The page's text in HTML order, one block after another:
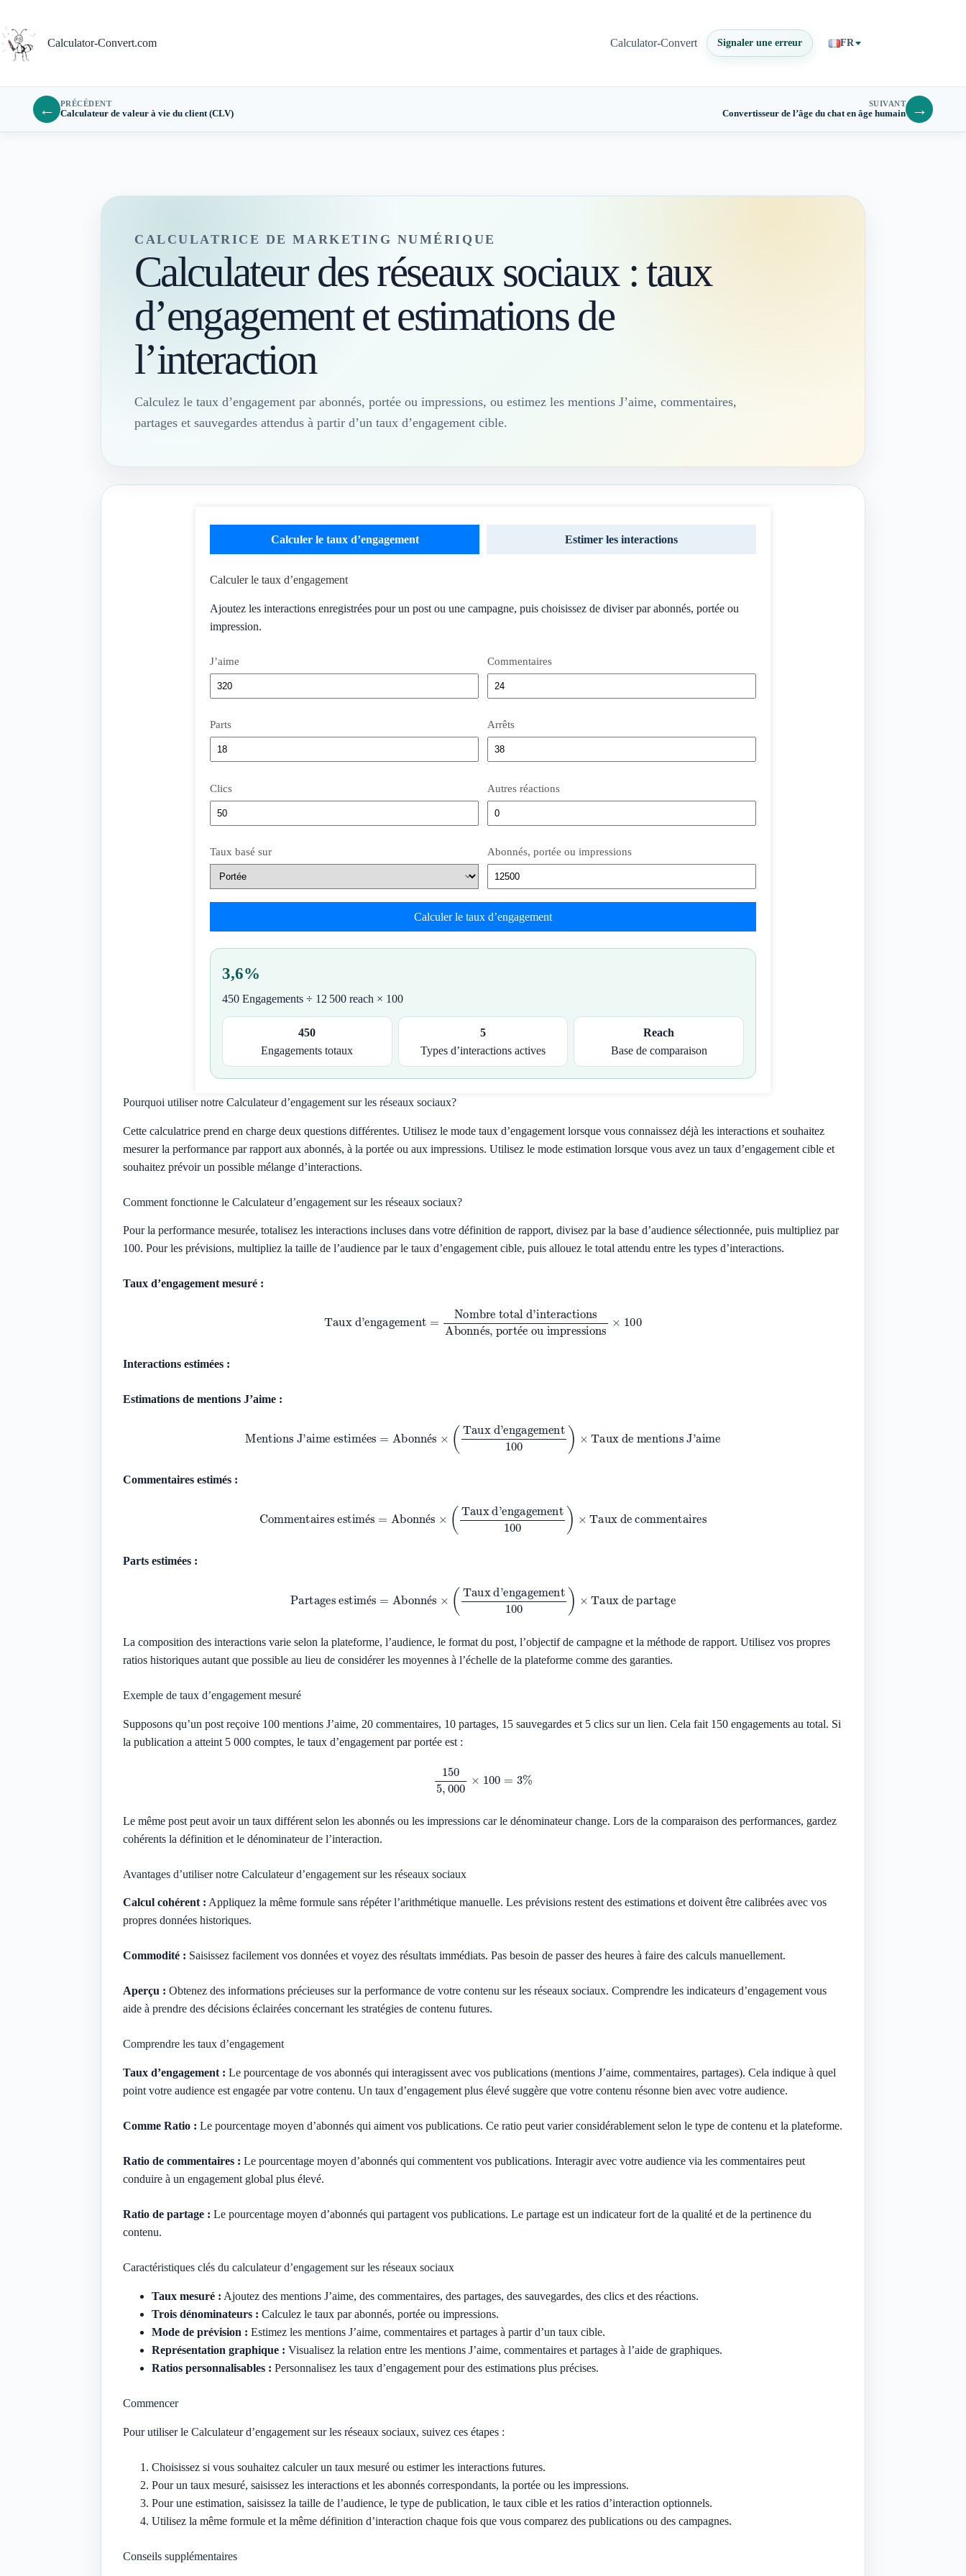
contenu
Calculator-Convert.com
Calculator-Convert Signaler une erreur FR
← PRÉCÉDENT
Calculateur de valeur à vie du client (CLV)
SUIVANT
Convertisseur de l’âge du chat en âge humain →
CALCULATRICE DE MARKETING NUMÉRIQUE
Calculateur des réseaux sociaux : taux
d’engagement et estimations de
l’interaction
Calculez le taux d’engagement par abonnés, portée ou impressions, ou estimez les mentions J’aime, commentaires,
partages et sauvegardes attendus à partir d’un taux d’engagement cible.
Calculer le taux d’engagement Estimer les interactions
Calculer le taux d’engagement
Ajoutez les interactions enregistrées pour un post ou une campagne, puis choisissez de diviser par abonnés, portée ou
impression.
J’aime Commentaires
Parts Arrêts
Clics Autres réactions
Taux basé sur Abonnés, portée ou impressions
Calculer le taux d’engagement
3,6%
450 Engagements ÷ 12 500 reach × 100
450
Engagements totaux
5
Types d’interactions actives
Reach
Base de comparaison
Pourquoi utiliser notre Calculateur d’engagement sur les réseaux sociaux?
Cette calculatrice prend en charge deux questions différentes. Utilisez le mode taux d’engagement lorsque vous connaissez déjà les interactions et souhaitez
mesurer la performance par rapport aux abonnés, à la portée ou aux impressions. Utilisez le mode estimation lorsque vous avez un taux d’engagement cible et
souhaitez prévoir un possible mélange d’interactions.
Comment fonctionne le Calculateur d’engagement sur les réseaux sociaux?
Pour la performance mesurée, totalisez les interactions incluses dans votre définition de rapport, divisez par la base d’audience sélectionnée, puis multipliez par
100. Pour les prévisions, multipliez la taille de l’audience par le taux d’engagement cible, puis allouez le total attendu entre les types d’interactions.
Taux d’engagement mesuré :
é é
Nombre total d’interactionsAbonnés, portée ou impressions
Interactions estimées :
Estimations de mentions J’aime :
é é
Taux d’engagement100
Commentaires estimés :
é é
Taux d’engagement100)
Parts estimées :
é é
Taux d’engagement100)
La composition des interactions varie selon la plateforme, l’audience, le format du post, l’objectif de campagne et la méthode de rapport. Utilisez vos propres
ratios historiques autant que possible au lieu de considérer les moyennes à l’échelle de la plateforme comme des garanties.
Exemple de taux d’engagement mesuré
Supposons qu’un post reçoive 100 mentions J’aime, 20 commentaires, 10 partages, 15 sauvegardes et 5 clics sur un lien. Cela fait 150 engagements au total. Si
la publication a atteint 5 000 comptes, le taux d’engagement par portée est :
1505
Le même post peut avoir un taux différent selon les abonnés ou les impressions car le dénominateur change. Lors de la comparaison des performances, gardez
cohérents la définition et le dénominateur de l’interaction.
Avantages d’utiliser notre Calculateur d’engagement sur les réseaux sociaux
Calcul cohérent : Appliquez la même formule sans répéter l’arithmétique manuelle. Les prévisions restent des estimations et doivent être calibrées avec vos
propres données historiques.
Commodité : Saisissez facilement vos données et voyez des résultats immédiats. Pas besoin de passer des heures à faire des calculs manuellement.
Aperçu : Obtenez des informations précieuses sur la performance de votre contenu sur les réseaux sociaux. Comprendre les indicateurs d’engagement vous
aide à prendre des décisions éclairées concernant les stratégies de contenu futures.
Comprendre les taux d’engagement
Taux d’engagement : Le pourcentage de vos abonnés qui interagissent avec vos publications (mentions J’aime, commentaires, partages). Cela indique à quel
point votre audience est engagée par votre contenu. Un taux d’engagement plus élevé suggère que votre contenu résonne bien avec votre audience.
Comme Ratio : Le pourcentage moyen d’abonnés qui aiment vos publications. Ce ratio peut varier considérablement selon le type de contenu et la plateforme.
Ratio de commentaires : Le pourcentage moyen d’abonnés qui commentent vos publications. Interagir avec votre audience via les commentaires peut
conduire à un engagement global plus élevé.
Ratio de partage : Le pourcentage moyen d’abonnés qui partagent vos publications. Le partage est un indicateur fort de la qualité et de la pertinence du
contenu.
Caractéristiques clés du calculateur d’engagement sur les réseaux sociaux
Taux mesuré : Ajoutez des mentions J’aime, des commentaires, des partages, des sauvegardes, des clics et des réactions.
Trois dénominateurs : Calculez le taux par abonnés, portée ou impressions.
Mode de prévision : Estimez les mentions J’aime, commentaires et partages à partir d’un taux cible.
Représentation graphique : Visualisez la relation entre les mentions J’aime, commentaires et partages à l’aide de graphiques.
Ratios personnalisables : Personnalisez les taux d’engagement pour des estimations plus précises.
Commencer
Pour utiliser le Calculateur d’engagement sur les réseaux sociaux, suivez ces étapes :
Choisissez si vous souhaitez calculer un taux mesuré ou estimer les interactions futures.
Pour un taux mesuré, saisissez les interactions et les abonnés correspondants, la portée ou les impressions.
Pour une estimation, saisissez la taille de l’audience, le type de publication, le taux cible et les ratios d’interaction optionnels.
Utilisez la même formule et la même définition d’interaction chaque fois que vous comparez des publications ou des campagnes.
Conseils supplémentaires